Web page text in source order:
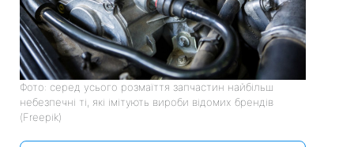
Фото: серед усього розмаїття запчастин найбільш
небезпечні ті, які імітують вироби відомих брендів
(Freepik)